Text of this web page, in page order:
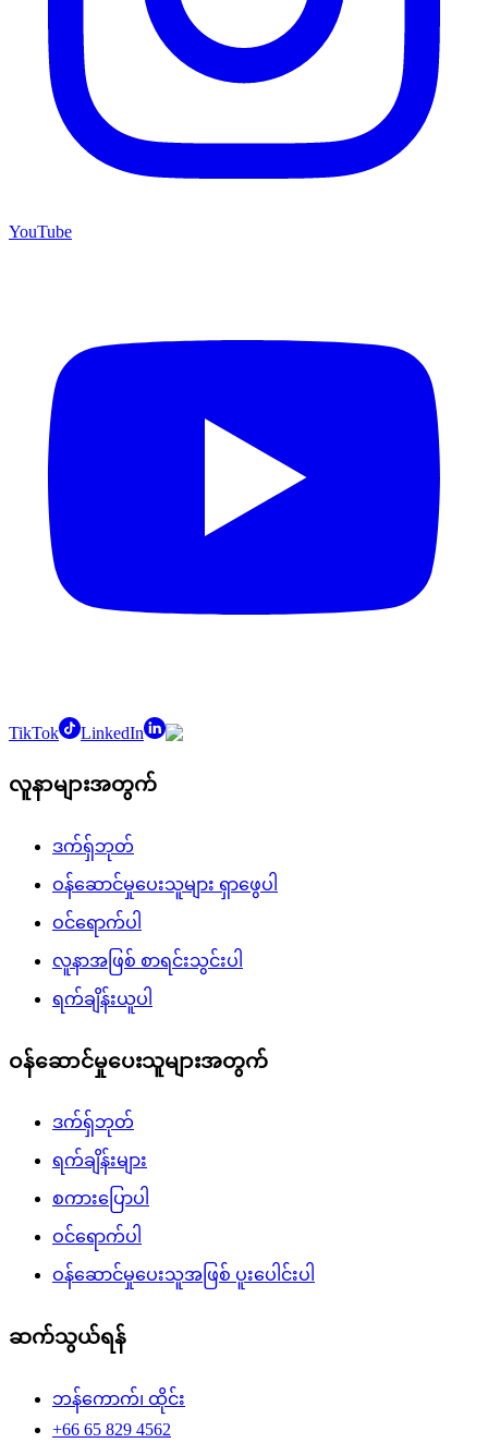
YouTube
TikTok LinkedIn
လူနာများအတွက်
ဒက်ရှ်ဘုတ်
ဝန်ဆောင်မှုပေးသူများ ရှာဖွေပါ
ဝင်ရောက်ပါ
လူနာအဖြစ် စာရင်းသွင်းပါ
ရက်ချိန်းယူပါ
ဝန်ဆောင်မှုပေးသူများအတွက်
ဒက်ရှ်ဘုတ်
ရက်ချိန်းများ
စကားပြောပါ
ဝင်ရောက်ပါ
ဝန်ဆောင်မှုပေးသူအဖြစ် ပူးပေါင်းပါ
ဆက်သွယ်ရန်
ဘန်ကောက်၊ ထိုင်း
+66 65 829 4562